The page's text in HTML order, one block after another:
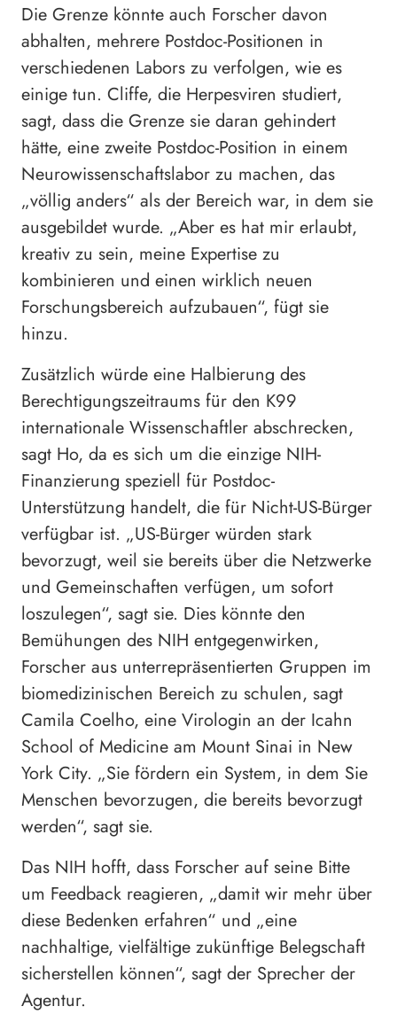
Die Grenze könnte auch Forscher davon
abhalten, mehrere Postdoc-Positionen in
verschiedenen Labors zu verfolgen, wie es
einige tun. Cliffe, die Herpesviren studiert,
sagt, dass die Grenze sie daran gehindert
hätte, eine zweite Postdoc-Position in einem
Neurowissenschaftslabor zu machen, das
„völlig anders“ als der Bereich war, in dem sie
ausgebildet wurde. „Aber es hat mir erlaubt,
kreativ zu sein, meine Expertise zu
kombinieren und einen wirklich neuen
Forschungsbereich aufzubauen“, fügt sie
hinzu.
Zusätzlich würde eine Halbierung des
Berechtigungszeitraums für den K99
internationale Wissenschaftler abschrecken,
sagt Ho, da es sich um die einzige NIH-
Finanzierung speziell für Postdoc-
Unterstützung handelt, die für Nicht-US-Bürger
verfügbar ist. „US-Bürger würden stark
bevorzugt, weil sie bereits über die Netzwerke
und Gemeinschaften verfügen, um sofort
loszulegen“, sagt sie. Dies könnte den
Bemühungen des NIH entgegenwirken,
Forscher aus unterrepräsentierten Gruppen im
biomedizinischen Bereich zu schulen, sagt
Camila Coelho, eine Virologin an der Icahn
School of Medicine am Mount Sinai in New
York City. „Sie fördern ein System, in dem Sie
Menschen bevorzugen, die bereits bevorzugt
werden“, sagt sie.
Das NIH hofft, dass Forscher auf seine Bitte
um Feedback reagieren, „damit wir mehr über
diese Bedenken erfahren“ und „eine
nachhaltige, vielfältige zukünftige Belegschaft
sicherstellen können“, sagt der Sprecher der
Agentur.